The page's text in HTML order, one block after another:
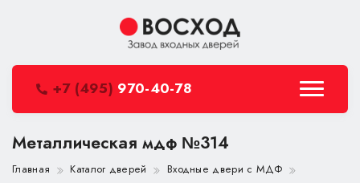
+7 (495) 970-40-78
Металлическая мдф №314
Главная Каталог дверей Входные двери с МДФ